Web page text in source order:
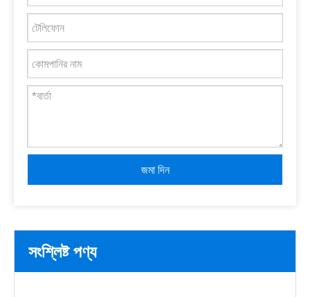
জমা দিন
সংশ্লিষ্ট পণ্য